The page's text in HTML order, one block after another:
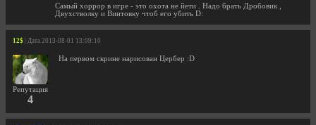
Самый хоррор в игре - это охота не йети . Надо брать Дробовик ,
Двухстволку и Винтовку чтоб его убить D:
12$ | Дата 2013-08-01 13:09:10
Репутация
4
На первом скрине нарисован Цербер :D